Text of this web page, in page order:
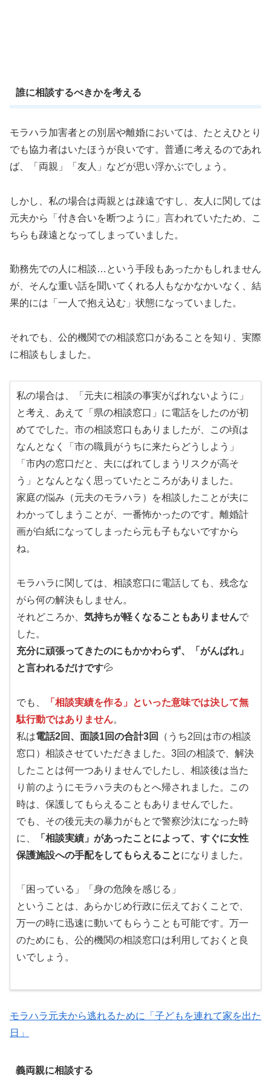
誰に相談するべきかを考える
モラハラ加害者との別居や離婚においては、たとえひとり
でも協力者はいたほうが良いです。普通に考えるのであれ
ば、「両親」「友人」などが思い浮かぶでしょう。
しかし、私の場合は両親とは疎遠ですし、友人に関しては
元夫から「付き合いを断つように」言われていたため、こ
ちらも疎遠となってしまっていました。
勤務先での人に相談…という手段もあったかもしれません
が、そんな重い話を聞いてくれる人もなかなかいなく、結
果的には「一人で抱え込む」状態になっていました。
それでも、公的機関での相談窓口があることを知り、実際
に相談もしました。
私の場合は、「元夫に相談の事実がばれないように」
と考え、あえて「県の相談窓口」に電話をしたのが初
めてでした。市の相談窓口もありましたが、この頃は
なんとなく「市の職員がうちに来たらどうしよう」
「市内の窓口だと、夫にばれてしまうリスクが高そ
う」となんとなく思っていたところがありました。
家庭の悩み（元夫のモラハラ）を相談したことが夫に
わかってしまうことが、一番怖かったのです。離婚計
画が白紙になってしまったら元も子もないですから
ね。
モラハラに関しては、相談窓口に電話しても、残念な
がら何の解決もしません。
それどころか、 気持ちが軽くなることもありませんで
した。
充分に頑張ってきたのにもかかわらず、「がんばれ」
と言われるだけです💦
でも、
「相談実績を作る」といった意味では決して無
駄行動ではありません。
私は電話2回、面談1回の合計3回
（うち2回は市の相談
窓口）相談させていただきました。3回の相談で、解決
したことは何一つありませんでしたし、相談後は当た
り前のようにモラハラ夫のもとへ帰されました。この
時は、保護してもらえることもありませんでした。
でも、その後元夫の暴力がもとで警察沙汰になった時
に、
「相談実績」があったことによって、すぐに女性
保護施設への手配をしてもらえることになりました。
「困っている」「身の危険を感じる」
ということは、あらかじめ行政に伝えておくことで、
万一の時に迅速に動いてもらうことも可能です。万一
のためにも、公的機関の相談窓口は利用しておくと良
いでしょう。
モラハラ元夫から逃れるために「子どもを連れて家を出た
日」
義両親に相談する